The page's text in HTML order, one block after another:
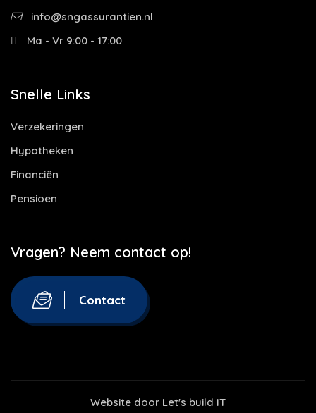
info@sngassurantien.nl
Ma - Vr 9:00 - 17:00
Snelle Links
Verzekeringen
Hypotheken
Financiën
Pensioen
Vragen? Neem contact op!
Contact
Website door Let's build IT